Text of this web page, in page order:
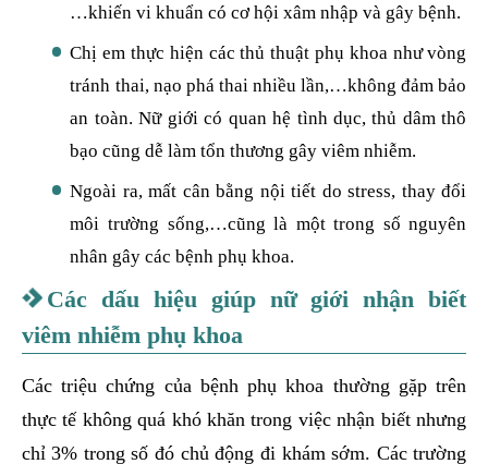
…khiến vi khuẩn có cơ hội xâm nhập và gây bệnh.
Chị em thực hiện các thủ thuật phụ khoa như vòng
tránh thai, nạo phá thai nhiều lần,…không đảm bảo
an toàn. Nữ giới có quan hệ tình dục, thủ dâm thô
bạo cũng dễ làm tổn thương gây viêm nhiễm.
Ngoài ra, mất cân bằng nội tiết do stress, thay đổi
môi trường sống,…cũng là một trong số nguyên
nhân gây các bệnh phụ khoa.
Các dấu hiệu giúp nữ giới nhận biết
viêm nhiễm phụ khoa
Các triệu chứng của bệnh phụ khoa thường gặp trên
thực tế không quá khó khăn trong việc nhận biết nhưng
chỉ 3% trong số đó chủ động đi khám sớm. Các trường